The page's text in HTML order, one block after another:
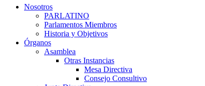
Nosotros
PARLATINO
Parlamentos Miembros
Historia y Objetivos
Órganos
Asamblea
Otras Instancias
Mesa Directiva
Consejo Consultivo